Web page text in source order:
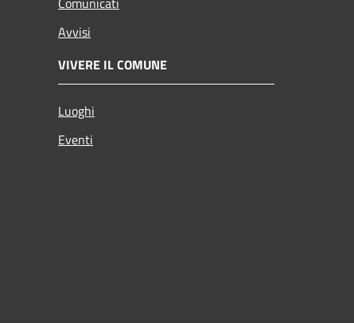
Avvisi
VIVERE IL COMUNE
Luoghi
Eventi